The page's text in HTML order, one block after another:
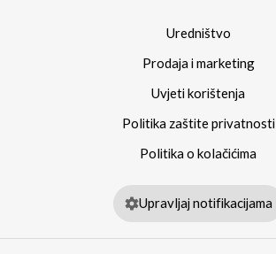
Uredništvo
Prodaja i marketing
Uvjeti korištenja
Politika zaštite privatnosti
Politika o kolačićima
Upravljaj notifikacijama